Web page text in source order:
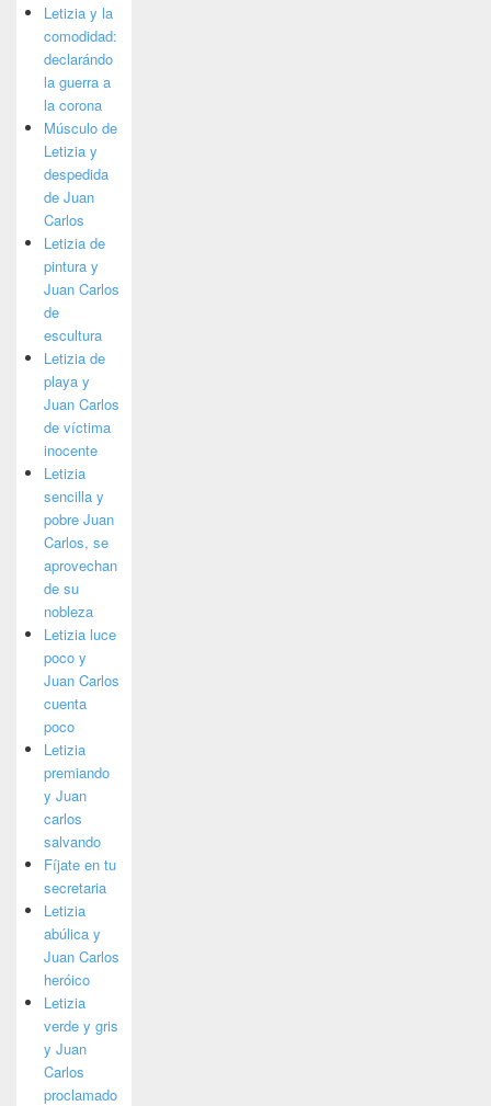
Letizia y la
comodidad:
declarándo
la guerra a
la corona
Músculo de
Letizia y
despedida
de Juan
Carlos
Letizia de
pintura y
Juan Carlos
de
escultura
Letizia de
playa y
Juan Carlos
de víctima
inocente
Letizia
sencilla y
pobre Juan
Carlos, se
aprovechan
de su
nobleza
Letizia luce
poco y
Juan Carlos
cuenta
poco
Letizia
premiando
y Juan
carlos
salvando
Fíjate en tu
secretaria
Letizia
abúlica y
Juan Carlos
heróico
Letizia
verde y gris
y Juan
Carlos
proclamado